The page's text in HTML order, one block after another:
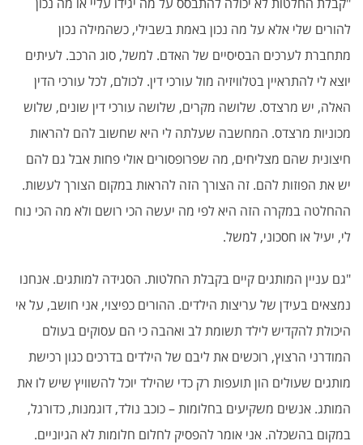
להורים שלי אלא על מה נכון באמת בשבילי, כשהמילה נכון
מתחברת לערכים הבסיסיים של האדם. למשל, סוג הרכב. לעיתים
יוצא לי להתראיין בטלוויזיה מול עורכי דין. לכולם, לכל עורכי הדין
האלה, יש מרצדס. שלושה מקרים, שלושה עורכי דין שונים, שלוש
מכוניות מרצדס. המחשבה שעלתה לי היא שחשוב להם להראות
חיצונית שהם מצליחים, מה שפרופסורים אולי פחות אבל גם להם
יש את הפוזות להם. זה הצורך הזה להראות במקום הצורך לעשות.
ההחלטה במקרה הזה היא לפי מה יעשה הכי רושם ולא מה הכי נוח
לי, יעיל או חסכוני, למשל.
"גם עניין המותגים קיים בקבלת החלטות. הסגידה למותגים. אנחנו
נמצאים בעידן של עריצות הילדים. ההורים כפיצוי, אני חושב, על אי
היכולת להקדיש לילד תשומת לב ואהבה כי הם עסוקים בעולם
המודרני הרצוץ, רוכשים את ליבם של הילדים בדרכים כגון רכישת
מותגים שעולים הון תועפות רק כדי שהילד יוכל להשוויץ שיש לו את
המותג. אנשים משקיעים בחלומות – כוכב נולד, דוגמנות, כדורגל,
במקום בהשכלה. אני אומר להפסיק לחלום חלומות לא הגיוניים.